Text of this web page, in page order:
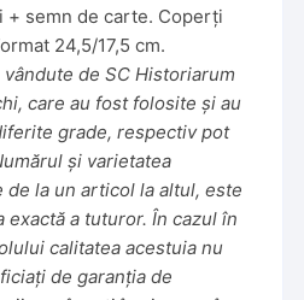
+ semn de carte. Coperți
24,5/17,5 cm.
de SC Historiarum
care au fost folosite și au
grade, respectiv pot
și varietatea
la un articol la altul, este
a tuturor. În cazul în
calitatea acestuia nu
de garanția de